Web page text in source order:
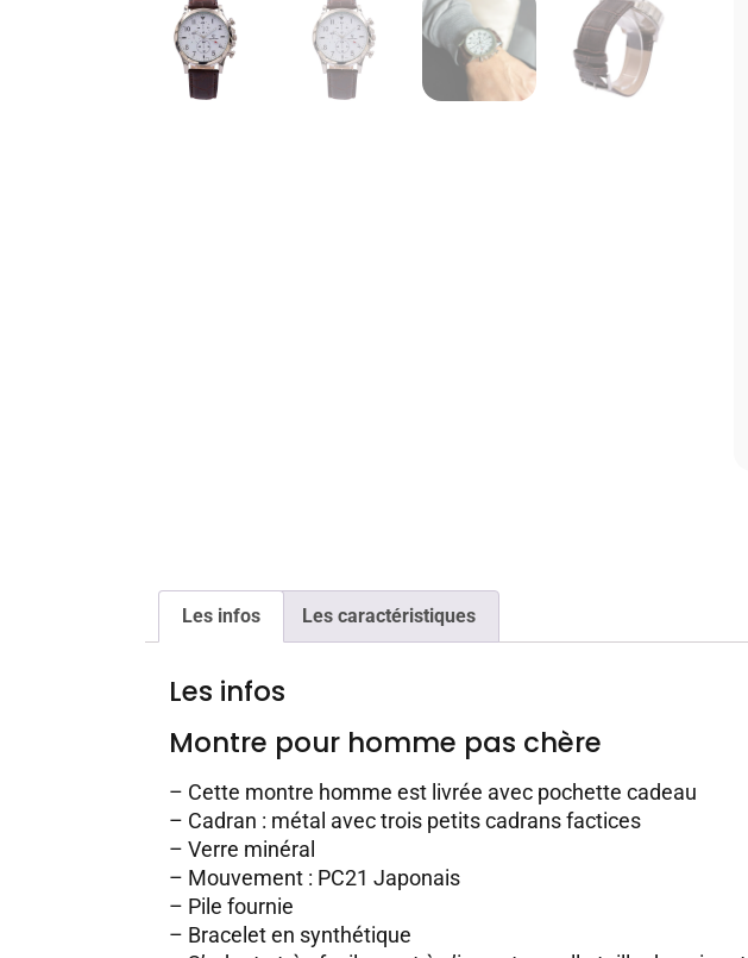
Les infos Les caractéristiques
Les infos
Montre pour homme pas chère
– Cette montre homme est livrée avec pochette cadeau
– Cadran : métal avec trois petits cadrans factices
– Verre minéral
– Mouvement : PC21 Japonais
– Pile fournie
– Bracelet en synthétique